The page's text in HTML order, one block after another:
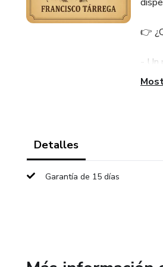
👉
-
No
Detalles
Garantía de 15 días